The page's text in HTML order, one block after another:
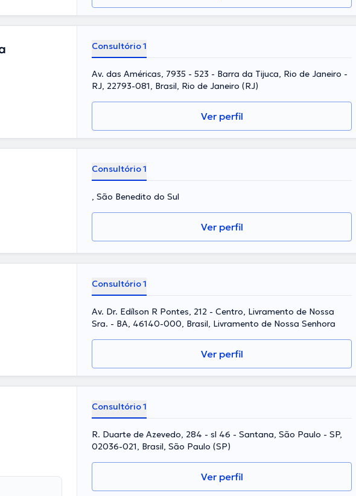
Consultório 1
Av. das Américas, 7935 - 523 - Barra da Tijuca, Rio de Janeiro -
RJ, 22793-081, Brasil, Rio de Janeiro (RJ)
Ver perfil
Consultório 1
, São Benedito do Sul
Ver perfil
Consultório 1
Av. Dr. Edílson R Pontes, 212 - Centro, Livramento de Nossa
Sra. - BA, 46140-000, Brasil, Livramento de Nossa Senhora
Ver perfil
Consultório 1
R. Duarte de Azevedo, 284 - sl 46 - Santana, São Paulo - SP,
02036-021, Brasil, São Paulo (SP)
Ver perfil